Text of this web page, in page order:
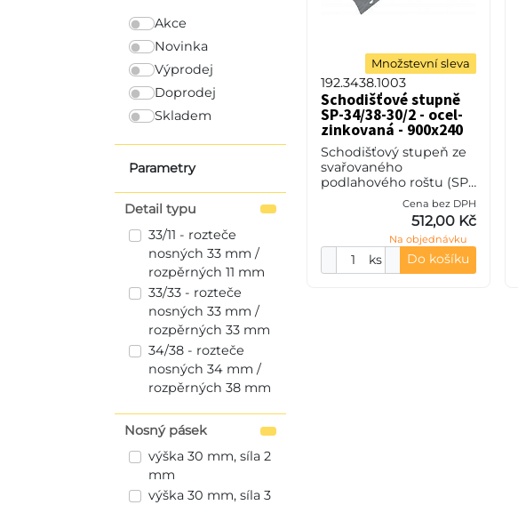
Akce
Novinka
Výprodej
Doprodej
Skladem
Parametry
Detail typu
33/11 - rozteče
nosných 33 mm /
rozpěrných 11 mm
33/33 - rozteče
nosných 33 mm /
rozpěrných 33 mm
34/38 - rozteče
nosných 34 mm /
rozpěrných 38 mm
Nosný pásek
výška 30 mm, síla 2
mm
výška 30 mm, síla 3
Množstevní sleva
192.3438.1003
Schodišťové stupně
SP-34/38-30/2 - ocel-
zinkovaná - 900x240
Schodišťový stupeň ze
svařovaného
podlahového roštu (SP),
34/38 - rozteče nosných
34 mm / rozpěrných 38
mm, výška 30 mm, síla 2
mm, ocel S235JR (ST37.
Cena bez DPH
512,00 Kč
Na objednávku
ks Do košíku